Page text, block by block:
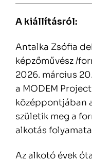
A kiállításról:
Antalka Zsófia
képzőművész /
2026. március
a MODEM
középpontjában
születik meg a
alkotás
Az alkotó évek